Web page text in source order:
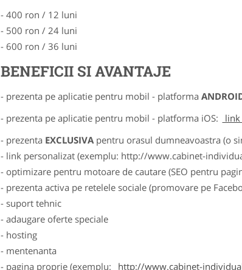
- 400 ron / 12 luni
- 500 ron / 24 luni
- 600 ron / 36 luni
BENEFICII SI AVANTAJE
- prezenta pe aplicatie pentru mobil - platforma
- prezenta pe aplicatie pentru mobil - platforma iOS:
link
- prezenta EXCLUSIVApentru orasul dumneavoastra (o
- link personalizat (exemplu: http://www.cabinet-
- optimizare pentru motoare de cautare (SEO pentru
- prezenta activa pe retelele sociale (promovare pe
- suport tehnic
- adaugare oferte speciale
- hosting
- mentenanta
- pagina proprie (exemplu:
http://www.cabinet-